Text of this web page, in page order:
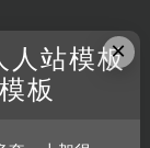
×
人站模板
板